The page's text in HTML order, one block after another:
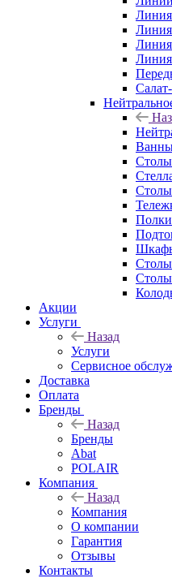
Столы
Столы
Акции
Услуги
Назад
Услуги
Сервисное
Доставка
Оплата
Бренды
Назад
Бренды
Abat
POLAIR
Компания
Назад
Компания
О компании
Гарантия
Отзывы
Контакты